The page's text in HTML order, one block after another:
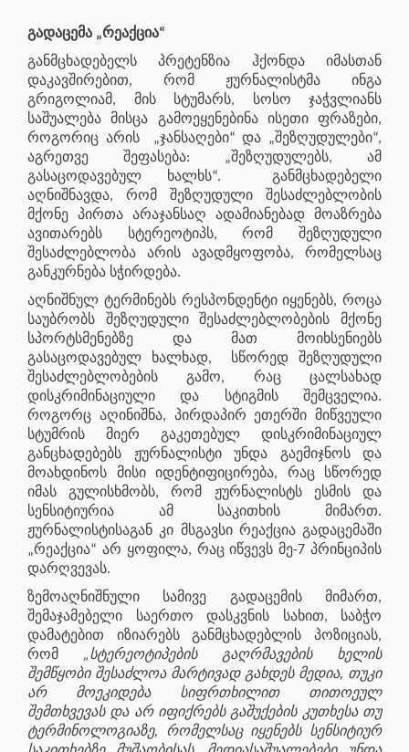
გადაცემა „რეაქცია“
განმცხადებელს პრეტენზია ჰქონდა იმასთან
დაკავშირებით, რომ ჟურნალისტმა ინგა
გრიგოლიამ, მის სტუმარს, სოსო ჯაჭვლიანს
საშუალება მისცა გამოეყენებინა ისეთი ფრაზები,
როგორიც არის „ჯანსაღები“ და „შეზღუდულები“,
აგრეთვე შეფასება: „შეზღუდულებს, ამ
გასაცოდავებულ ხალხს“. განმცხადებელი
აღნიშნავდა, რომ შეზღუდული შესაძლებლობის
მქონე პირთა არაჯანსაღ ადამიანებად მოაზრება
ავითარებს სტერეოტიპს, რომ შეზღუდული
შესაძლებლობა არის ავადმყოფობა, რომელსაც
განკურნება სჭირდება.
აღნიშნულ ტერმინებს რესპონდენტი იყენებს, როცა
საუბრობს შეზღუდული შესაძლებლობების მქონე
სპორტსმენებზე და მათ მოიხსენიებს
გასაცოდავებულ ხალხად, სწორედ შეზღუდული
შესაძლებლობების გამო, რაც ცალსახად
დისკრიმინაციული და სტიგმის შემცველია.
როგორც აღინიშნა, პირდაპირ ეთერში მიწვეული
სტუმრის მიერ გაკეთებულ დისკრიმინაციულ
განცხადებებს ჟურნალისტი უნდა გაემიჯნოს და
მოახდინოს მისი იდენტიფიცირება, რაც სწორედ
იმას გულისხმობს, რომ ჟურნალისტს ესმის და
სენსიტიურია ამ საკითხის მიმართ.
ჟურნალისტისაგან კი მსგავსი რეაქცია გადაცემაში
„რეაქცია“ არ ყოფილა, რაც იწვევს მე-7 პრინციპის
დარღვევას.
ზემოაღნიშნული სამივე გადაცემის მიმართ,
შემაჯამებელი საერთო დასკვნის სახით, საბჭო
დამატებით იზიარებს განმცხადებლის პოზიციას,
რომ „სტერეოტიპების გაღრმავების ხელის
შემწყობი შესაძლოა მარტივად გახდეს მედია, თუკი
არ მოეკიდება სიფრთხილით თითოეულ
შემთხვევას და არ იფიქრებს გაშუქების კუთხესა თუ
ტერმინოლოგიაზე, რომელსაც იყენებს სენსიტიურ